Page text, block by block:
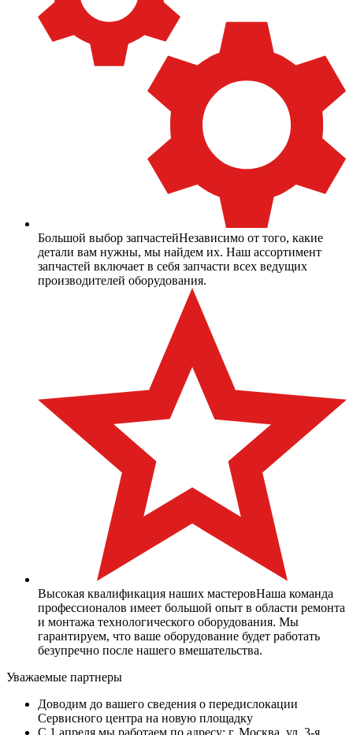
Большой выбор запчастейНезависимо от того, какие
детали вам нужны, мы найдем их. Наш ассортимент
запчастей включает в себя запчасти всех ведущих
производителей оборудования.
Высокая квалификация наших мастеровНаша команда
профессионалов имеет большой опыт в области ремонта
и монтажа технологического оборудования. Мы
гарантируем, что ваше оборудование будет работать
безупречно после нашего вмешательства.
Уважаемые партнеры
Доводим до вашего сведения о передислокации
Сервисного центра на новую площадку